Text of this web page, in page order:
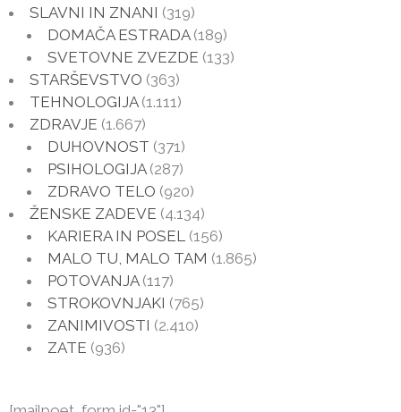
SLAVNI IN ZNANI (319)
DOMAČA ESTRADA(189)
SVETOVNE ZVEZDE (133)
STARŠEVSTVO (363)
TEHNOLOGIJA(1.111)
ZDRAVJE (1.667)
DUHOVNOST (371)
PSIHOLOGIJA(287)
ZDRAVO TELO (920)
ŽENSKE ZADEVE (4.134)
KARIERA IN POSEL (156)
MALO TU, MALO TAM (1.865)
POTOVANJA(117)
STROKOVNJAKI (765)
ZANIMIVOSTI (2.410)
ZATE (936)